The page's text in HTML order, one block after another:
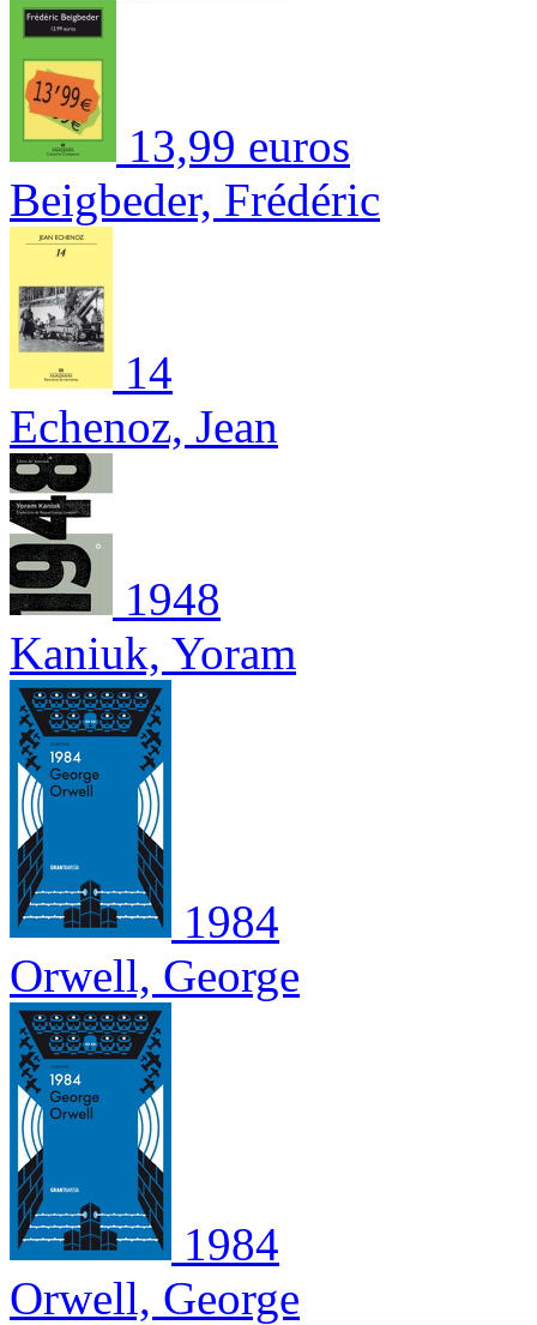
13,99 euros
Beigbeder, Frédéric
14
Echenoz, Jean
1948
Kaniuk, Yoram
1984
Orwell, George
1984
Orwell, George